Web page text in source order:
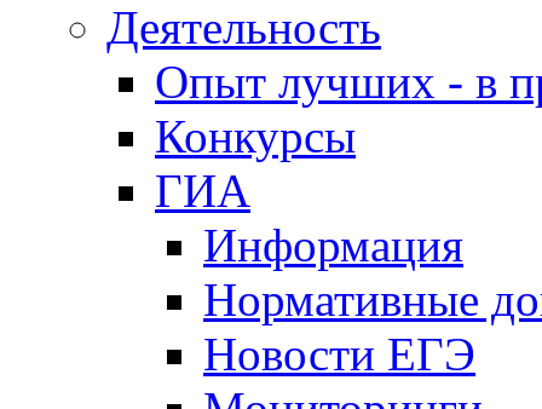
Деятельность
Опыт лучших - в
Конкурсы
ГИА
Информация
Нормативные
Новости ЕГЭ